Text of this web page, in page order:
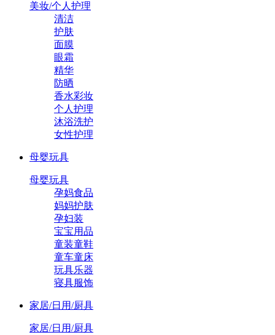
美妆/个人护理
清洁
护肤
面膜
眼霜
精华
防晒
香水彩妆
个人护理
沐浴洗护
女性护理
母婴玩具
母婴玩具
孕妈食品
妈妈护肤
孕妇装
宝宝用品
童装童鞋
童车童床
玩具乐器
寝具服饰
家居/日用/厨具
家居/日用/厨具